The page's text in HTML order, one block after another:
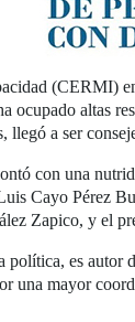
(CERMI)
altas
llegó a ser
con una
Cayo Pérez
Zapico, y el
es
una mayor